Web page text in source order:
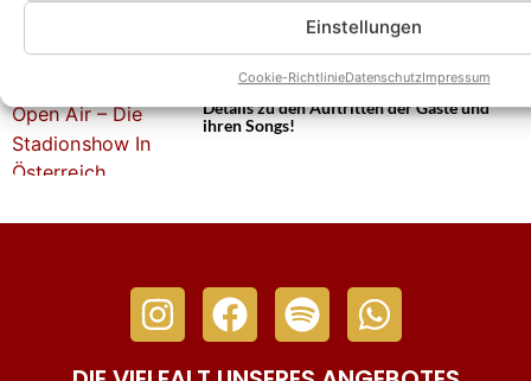
Einstellungen
Cookie-RichtlinieDatenschutzImpressum
„Schlagerbooom“ Open Air heute: Erste
Details zu den Auftritten der Gäste und
ihren Songs!